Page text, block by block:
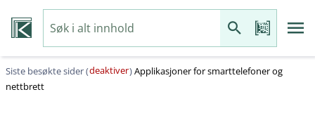
Siste besøkte sider (deaktiver)Applikasjoner for smarttelefoner og
nettbrett